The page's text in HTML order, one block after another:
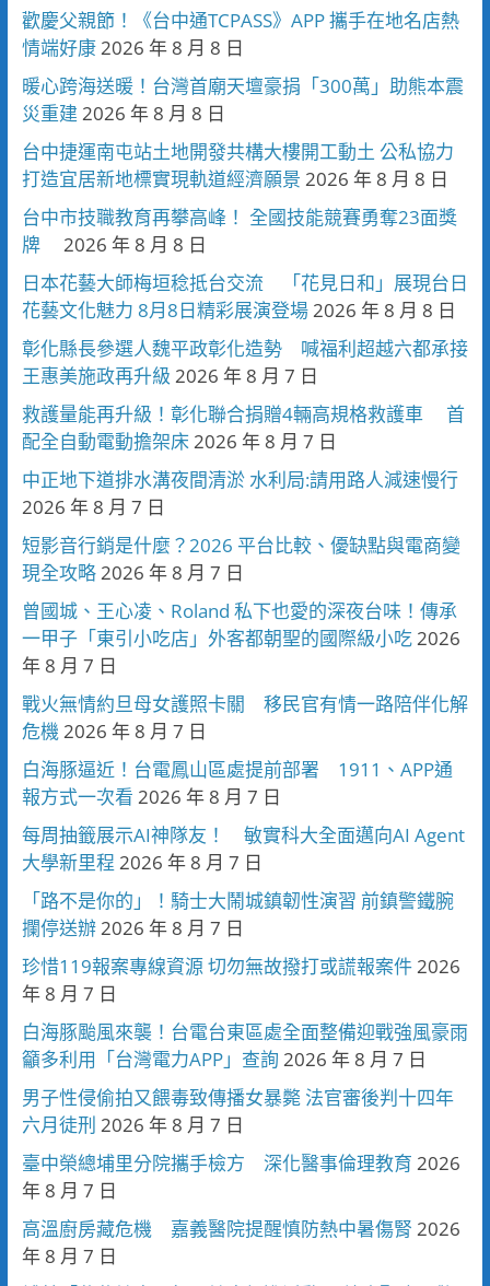
歡慶父親節！《台中通TCPASS》APP 攜手在地名店熱
情端好康2026 年 8 月 8 日
暖心跨海送暖！台灣首廟天壇豪捐「300萬」助熊本震
災重建 2026 年 8 月 8 日
台中捷運南屯站土地開發共構大樓開工動土 公私協力
打造宜居新地標實現軌道經濟願景 2026 年 8 月 8 日
台中市技職教育再攀高峰！ 全國技能競賽勇奪23面獎
牌
2026 年 8 月 8 日
日本花藝大師梅垣稔抵台交流 「花見日和」展現台日
花藝文化魅力 8月8日精彩展演登場2026 年 8 月 8 日
彰化縣長參選人魏平政彰化造勢 喊福利超越六都承接
王惠美施政再升級 2026 年 8 月 7 日
救護量能再升級！彰化聯合捐贈4輛高規格救護車 首
配全自動電動擔架床2026 年 8 月 7 日
中正地下道排水溝夜間清淤 水利局:請用路人減速慢行
2026 年 8 月 7 日
短影音行銷是什麼？2026 平台比較、優缺點與電商變
現全攻略2026 年 8 月 7 日
曾國城、王心凌、Roland 私下也愛的深夜台味！傳承
一甲子「東引小吃店」外客都朝聖的國際級小吃2026
年 8 月 7 日
戰火無情約旦母女護照卡關 移民官有情一路陪伴化解
危機2026 年 8 月 7 日
白海豚逼近！台電鳳山區處提前部署 1911、APP通
報方式一次看 2026 年 8 月 7 日
每周抽籤展示AI神隊友！ 敏實科大全面邁向AI Agent
大學新里程 2026 年 8 月 7 日
「路不是你的」！騎士大鬧城鎮韌性演習 前鎮警鐵腕
攔停送辦2026 年 8 月 7 日
珍惜119報案專線資源 切勿無故撥打或謊報案件2026
年 8 月 7 日
白海豚颱風來襲！台電台東區處全面整備迎戰強風豪雨
籲多利用「台灣電力APP」查詢 2026 年 8 月 7 日
男子性侵偷拍又餵毒致傳播女暴斃 法官審後判十四年
六月徒刑 2026 年 8 月 7 日
臺中榮總埔里分院攜手檢方 深化醫事倫理教育 2026
年 8 月 7 日
高溫廚房藏危機 嘉義醫院提醒慎防熱中暑傷腎 2026
年 8 月 7 日